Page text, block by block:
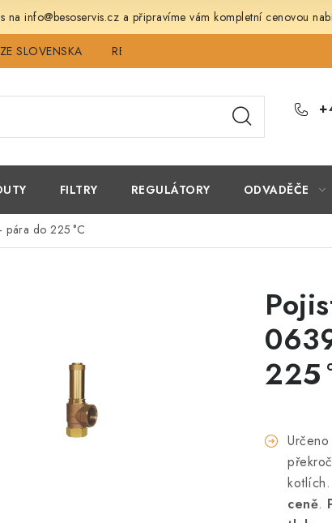
na info@besoservis.cz a připravíme vám kompletní cenovou
SLOVENSKA REVIZE
FILTRY REGULÁTORY ODVADĚČE
do 225 °C
225
kotlích.
ceně.